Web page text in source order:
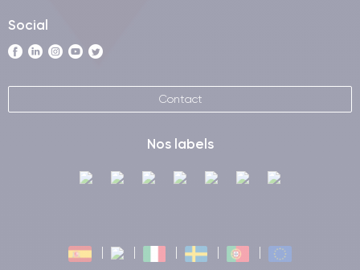
Social
Contact
Nos labels